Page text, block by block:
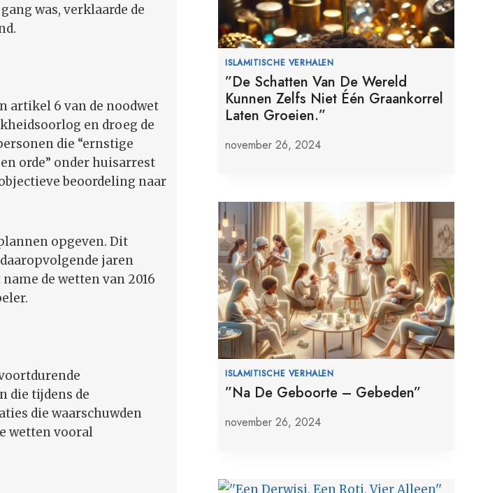
was, verklaarde de
artikel 6 van de noodwet
en droeg de
die “ernstige
orde” onder huisarrest
beoordeling naar
opgeven. Dit
jaren
de wetten van 2016
die tijdens de
die waarschuwden
wetten vooral
ISLAMITISCHE VERHALEN
”De Schatten Van De Wereld
Kunnen Zelfs Niet Één Graankorrel
Laten Groeien.”
november 26, 2024
ISLAMITISCHE VERHALEN
”Na De Geboorte – Gebeden”
november 26, 2024